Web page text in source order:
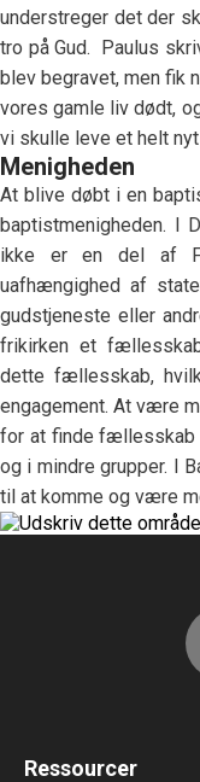
understreger det der
tro på Gud. Paulus
blev begravet, men fik
vores gamle liv dødt,
vi skulle leve et helt nyt
Menigheden
At blive døbt i en
baptistmenigheden. I
ikke er en del af
uafhængighed af
gudstjeneste eller
frikirken et
dette fællesskab,
engagement. At være
for at finde fællesskab
og i mindre grupper. I
til at komme og være
Ressourcer